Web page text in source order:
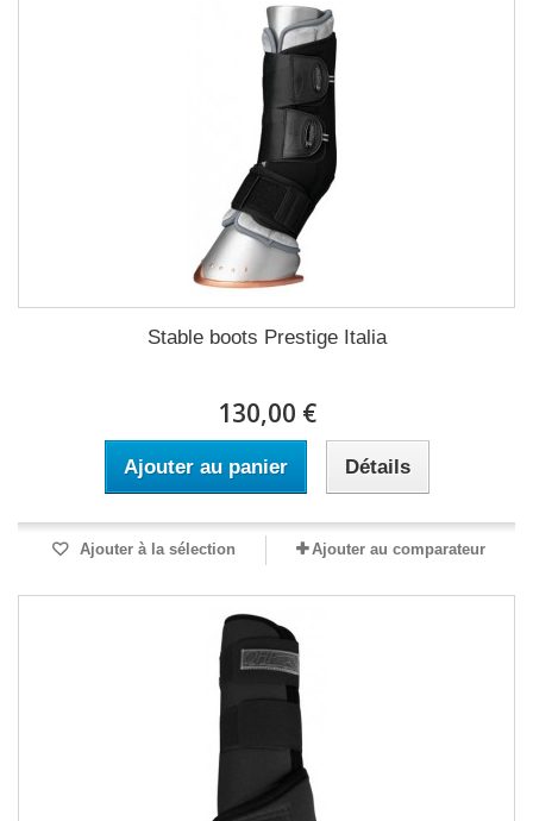
Stable boots Prestige Italia
130,00 €
Ajouter au panier Détails
Ajouter à la sélection Ajouter au comparateur